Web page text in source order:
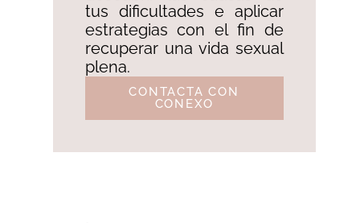
tus dificultades e aplicar
estrategias con el fin de
recuperar una vida sexual
plena.
CONTACTA CON
CONEXO